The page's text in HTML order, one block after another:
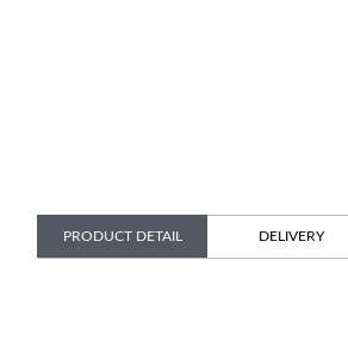
PRODUCT DETAIL DELIVERY